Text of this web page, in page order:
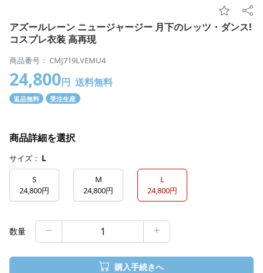
アズールレーン ニュージャージー 月下のレッツ・ダンス!
コスプレ衣装 高再現
商品番号： CMJ719LVEMU4
24,800円 送料無料
返品無料 受注生産
商品詳細を選択
サイズ： L
S
24,800円
M
24,800円
L
24,800円
数量
購入手続きへ